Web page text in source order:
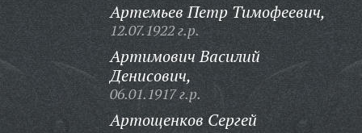
Артемьев Петр Тимофеевич,
12.07.1922 г.р.
Артимович Василий
Денисович,
06.01.1917 г.р.
Артощенков Сергей